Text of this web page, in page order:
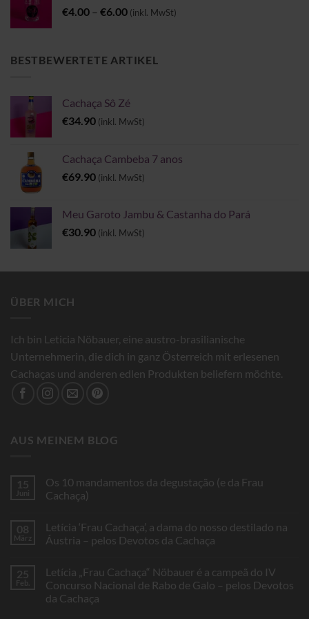
€4.00 – €6.00Preisspanne:
€6.00
(inkl. MwSt)
BESTBEWERTETE ARTIKEL
Cachaça Sô Zé
€34.90 (inkl. MwSt)
Cachaça Cambeba 7 anos
€69.90 (inkl. MwSt)
Meu Garoto Jambu & Castanha do Pará
€30.90 (inkl. MwSt)
ÜBER MICH
Ich bin Leticia Nöbauer, eine austro-brasilianische
Unternehmerin, die dich in ganz Österreich mit erlesenen
Cachaças und anderen edlen Produkten beliefern möchte.
AUS MEINEM BLOG
15
Juni
Os 10 mandamentos da degustação (e da Frau
Cachaça)
Os
10
degustação
(e
da
Frau
08
März
Letícia ‘Frau Cachaça’, a dama do nosso destilado na
Áustria – pelos Devotos da Cachaça
Letícia
‘Frau
Cachaça’,
25
Feb.
Letícia „Frau Cachaça“ Nöbauer é a campeã do IV
Concurso Nacional de Rabo de Galo – pelos Devotos
da Cachaça